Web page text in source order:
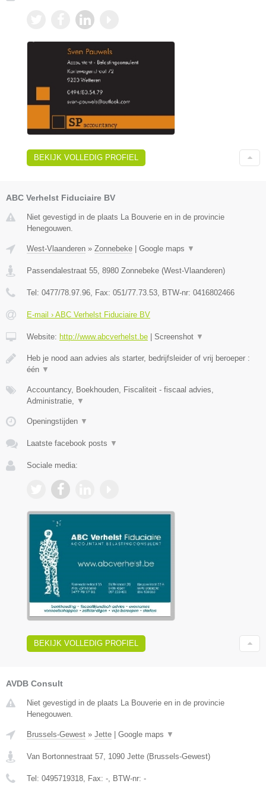
BEKIJK VOLLEDIG PROFIEL
ABC Verhelst Fiduciaire BV
Niet gevestigd in de plaats La Bouverie en in de provincie
Henegouwen.
West-Vlaanderen » Zonnebeke Google maps ▼
Passendalestraat 55, 8980 Zonnebeke (West-Vlaanderen)
Tel: 0477/78.97.96, Fax: 051/77.73.53, BTW-nr: 0416802466
E-mail › ABC Verhelst Fiduciaire BV
Website: http://www.abcverhelst.be Screenshot ▼
Heb je nood aan advies als starter, bedrijfsleider of vrij beroeper :
één ▼
Accountancy, Boekhouden, Fiscaliteit - fiscaal advies,
Administratie, ▼
Openingstijden ▼
Laatste facebook posts ▼
Sociale media:
BEKIJK VOLLEDIG PROFIEL
AVDB Consult
Niet gevestigd in de plaats La Bouverie en in de provincie
Henegouwen.
Brussels-Gewest » Jette | Google maps ▼
Van Bortonnestraat 57 1090 Jette (Brussels-Gewest)
Tel: 0495719318 , Fax: - , BTW-nr: -